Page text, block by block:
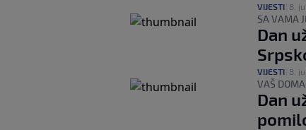
VIJESTI 8. jul.
SA VAMA
Dan
VIJESTI 8. jul.
VAŠ
Dan